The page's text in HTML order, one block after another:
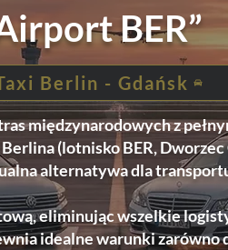
BER”
Berlin - Gdańsk
międzynarodowych z
(lotnisko BER,
alternatywa dla
eliminując wszelkie
idealne warunki zarówno